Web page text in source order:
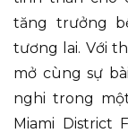
tăng trưởng
tương lai. Với
mở cùng sự
nghi trong
Miami District